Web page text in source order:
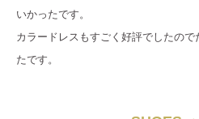
いかったです。
カラードレスもすごく好評でしたの
たです。